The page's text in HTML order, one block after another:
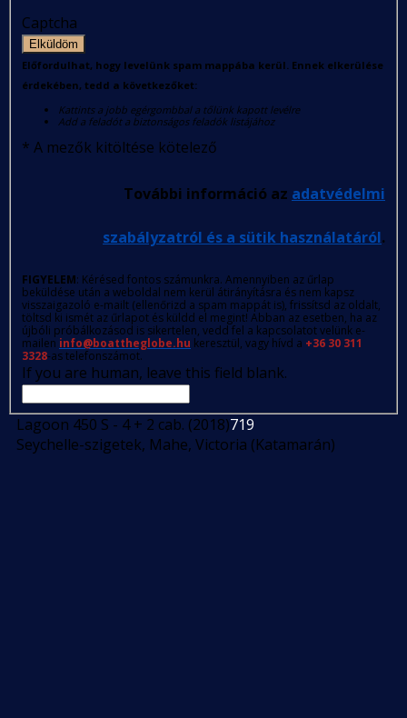
Captcha
Elküldöm
Előfordulhat, hogy levelünk spam mappába kerül. Ennek elkerülése
érdekében, tedd a következőket:
Kattints a jobb egérgombbal a tőlünk kapott levélre
Add a feladót a biztonságos feladók listájához
* A mezők kitöltése kötelező
További információ az adatvédelmi
szabályzatról és a sütik használatáról.
FIGYELEM: Kérésed fontos számunkra. Amennyiben az űrlap
beküldése után a weboldal nem kerül átirányításra és nem kapsz
visszaigazoló e-mailt (ellenőrizd a spam mappát is), frissítsd az oldalt,
töltsd ki ismét az űrlapot és küldd el megint! Abban az esetben, ha az
újbóli próbálkozásod is sikertelen, vedd fel a kapcsolatot velünk e-
mailen info@boattheglobe.hu keresztül, vagy hívd a +36 30 311
3328-as telefonszámot.
If you are human, leave this field blank.
Lagoon 450 S - 4 + 2 cab. (2018)719
Seychelle-szigetek, Mahe, Victoria (Katamarán)